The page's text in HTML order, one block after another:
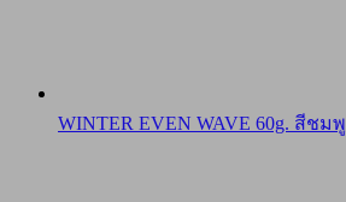
WINTER EVEN WAVE 60g. สีชมพู